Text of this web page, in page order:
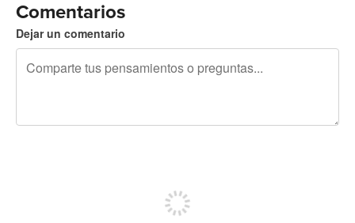
Comentarios
Dejar un comentario